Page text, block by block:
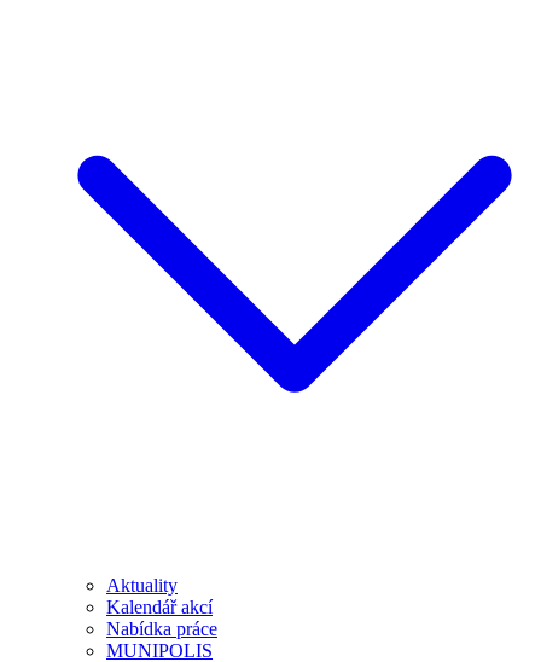
Aktuality
Kalendář akcí
Nabídka práce
MUNIPOLIS